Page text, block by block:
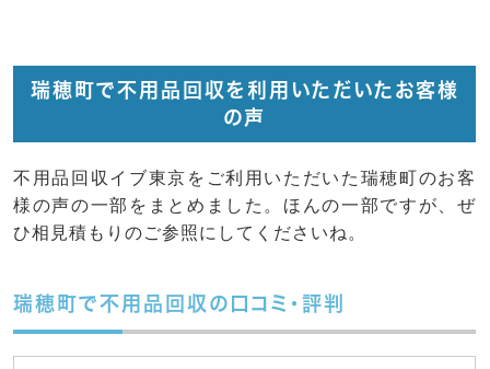
瑞穂町で不用品回収を利用いただいたお客様
の声
不用品回収イブ東京をご利用いただいた瑞穂町のお客
様の声の一部をまとめました。ほんの一部ですが、ぜ
ひ相見積もりのご参照にしてくださいね。
瑞穂町で不用品回収の口コミ・評判